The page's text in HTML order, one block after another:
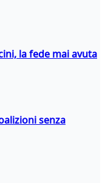
la fede mai avuta
senza